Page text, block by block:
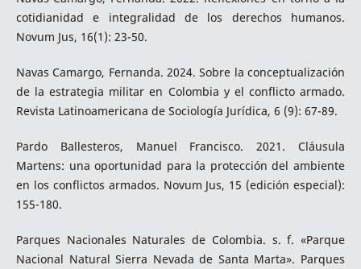
cotidianidad e integralidad de los derechos humanos.
Novum Jus, 16(1): 23-50.
Navas Camargo, Fernanda. 2024. Sobre la conceptualización
de la estrategia militar en Colombia y el conflicto armado.
Revista Latinoamericana de Sociología Jurídica, 6 (9): 67-89.
Pardo Ballesteros, Manuel Francisco. 2021. Cláusula
Martens: una oportunidad para la protección del ambiente
en los conflictos armados. Novum Jus, 15 (edición especial):
155-180.
Parques Nacionales Naturales de Colombia. s. f. «Parque
Nacional Natural Sierra Nevada de Santa Marta». Parques